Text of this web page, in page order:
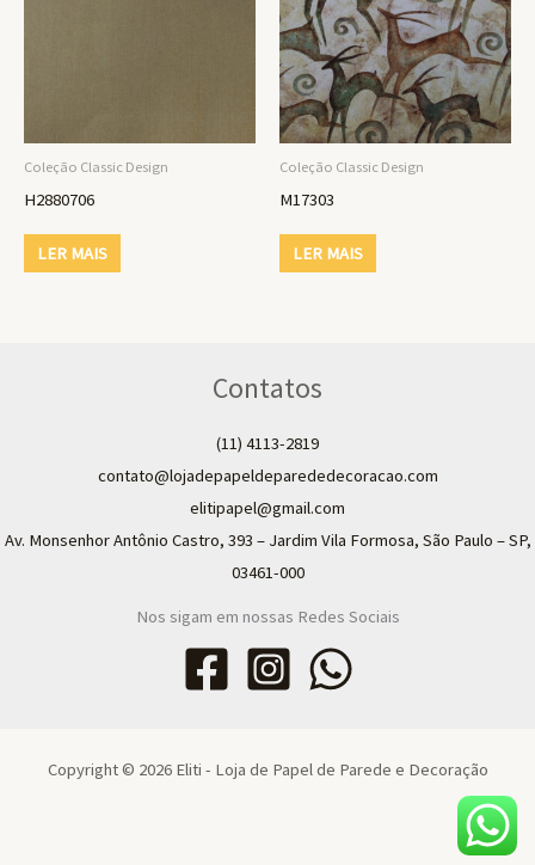
Coleção Classic Design
H2880706
LER MAIS
Coleção Classic Design
M17303
LER MAIS
Contatos
(11) 4113-2819
contato@lojadepapeldeparededecoracao.com
elitipapel@gmail.com​
Av. Monsenhor Antônio Castro, 393 – Jardim Vila Formosa, São Paulo – SP,
03461-000
Nos sigam em nossas Redes Sociais
Copyright © 2026 Eliti - Loja de Papel de Parede e Decoração